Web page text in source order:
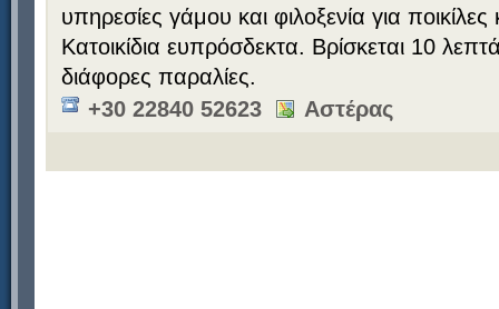
υπηρεσίες γάμου και φιλοξενία για
Κατοικίδια ευπρόσδεκτα. Βρίσκεται 10
διάφορες παραλίες.
+30 22840 52623
Αστέρας